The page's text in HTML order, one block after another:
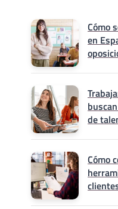
Cómo
en
de
Cómo